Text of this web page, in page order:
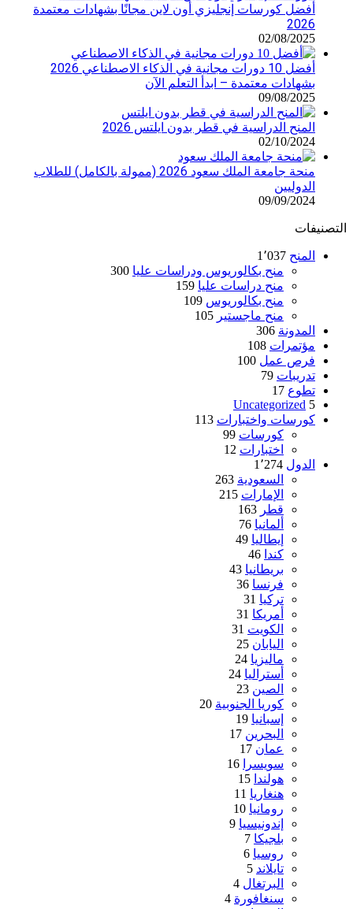
أفضل كورسات إنجليزي أون لاين مجانًا بشهادات معتمدة
2026
02/08/2025
أفضل 10 دورات مجانية في الذكاء الاصطناعي 2026
بشهادات معتمدة – ابدأ التعلم الآن
09/08/2025
المنح الدراسية في قطر بدون ايلتس 2026
02/10/2024
منحة جامعة الملك سعود 2026 (ممولة بالكامل) للطلاب
الدوليين
09/09/2024
التصنيفات
المنح 1٬037
منح بكالوريوس ودراسات عليا 300
منح دراسات عليا 159
منح بكالوريوس 109
منح ماجستير 105
المدونة 306
مؤتمرات 108
فرص عمل 100
تدريبات 79
تطوع 17
Uncategorized 5
كورسات واختبارات 113
كورسات 99
اختبارات 12
الدول 1٬274
السعودية 263
الإمارات 215
قطر 163
ألمانيا 76
إيطاليا 49
كندا 46
بريطانيا 43
فرنسا 36
تركيا 31
أمريكا 31
الكويت 31
اليابان 25
ماليزيا 24
أستراليا 24
الصين 23
كوريا الجنوبية 20
إسبانيا 19
البحرين 17
عمان 17
سويسرا
16
هولندا 15
هنغاريا 11
رومانيا 10
إندونيسيا 9
بلجيكا 7
روسيا 6
تايلاند 5
البرتغال 4
سنغافورة 4